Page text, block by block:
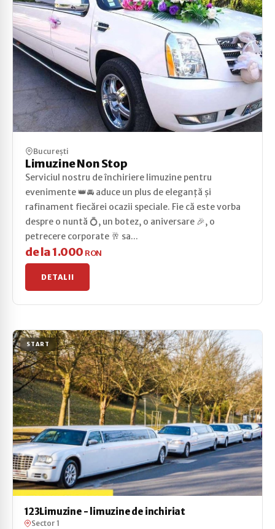
București
Limuzine Non Stop
Serviciul nostru de închiriere limuzine pentru
evenimente 👑🚘 aduce un plus de eleganță și
rafinament fiecărei ocazii speciale. Fie că este vorba
despre o nuntă 💍, un botez, o aniversare 🎉, o
petrecere corporate 🥂 sa...
de la 1.000 RON
DETALII
START
123Limuzine - limuzine de inchiriat
Sector 1